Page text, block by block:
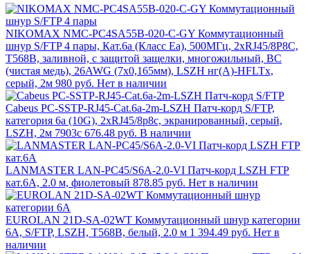
NIKOMAX NMC-PC4SA55B-020-C-GY Коммутационный
шнур S/FTP 4 пары, Кат.6a (Класс Ea), 500МГц, 2хRJ45/8P8C,
T568B, заливной, с защитой защелки, многожильный, BC
(чистая медь), 26AWG (7х0,165мм), LSZH нг(А)-HFLTx,
серый, 2м 980 руб. Нет в наличии
Cabeus PC-SSTP-RJ45-Cat.6a-2m-LSZH Патч-корд S/FTP,
категория 6а (10G), 2xRJ45/8p8c, экранированный, серый,
LSZH, 2м 7903c 676.48 руб. В наличии
LANMASTER LAN-PC45/S6A-2.0-VI Патч-корд LSZH FTP
кат.6A, 2.0 м, фиолетовый 878.85 руб. Нет в наличии
EUROLAN 21D-SA-02WT Коммутационный шнур категории
6A, S/FTP, LSZH, T568B, белый, 2.0 м 1 394.49 руб. Нет в
наличии